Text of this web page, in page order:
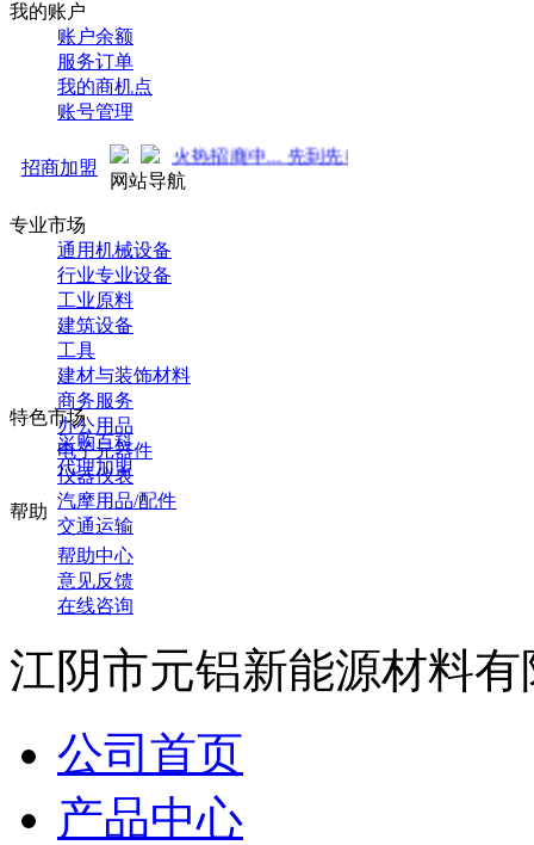
我的账户
账户余额
服务订单
我的商机点
账号管理
招商加盟
势来袭！火热招商中... 先到先得 ！
网站导航
专业市场
通用机械设备
行业专业设备
工业原料
建筑设备
工具
建材与装饰材料
商务服务
办公用品
电子元器件
仪器仪表
汽摩用品/配件
交通运输
特色市场
采购百科
代理加盟
帮助
帮助中心
意见反馈
在线咨询
江阴市元铝新能源材料有
公司首页
产品中心